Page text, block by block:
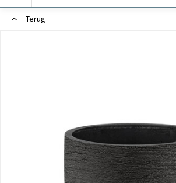
Terug